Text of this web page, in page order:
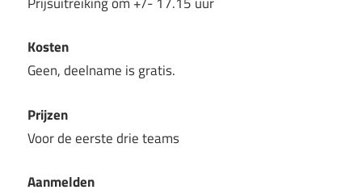
Kosten
Geen, deelname is gratis.
Prijzen
Voor de eerste drie teams
Aanmelden